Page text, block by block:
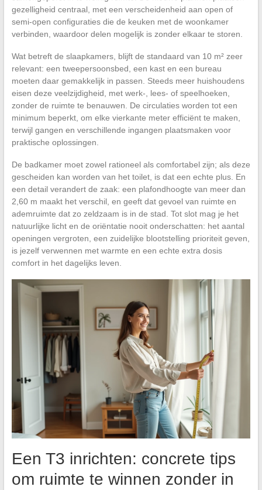
gezelligheid centraal, met een verscheidenheid aan open of
semi-open configuraties die de keuken met de woonkamer
verbinden, waardoor delen mogelijk is zonder elkaar te storen.
Wat betreft de slaapkamers, blijft de standaard van 10 m² zeer
relevant: een tweepersoonsbed, een kast en een bureau
moeten daar gemakkelijk in passen. Steeds meer huishoudens
eisen deze veelzijdigheid, met werk-, lees- of speelhoeken,
zonder de ruimte te benauwen. De circulaties worden tot een
minimum beperkt, om elke vierkante meter efficiënt te maken,
terwijl gangen en verschillende ingangen plaatsmaken voor
praktische oplossingen.
De badkamer moet zowel rationeel als comfortabel zijn; als deze
gescheiden kan worden van het toilet, is dat een echte plus. En
een detail verandert de zaak: een plafondhoogte van meer dan
2,60 m maakt het verschil, en geeft dat gevoel van ruimte en
ademruimte dat zo zeldzaam is in de stad. Tot slot mag je het
natuurlijke licht en de oriëntatie nooit onderschatten: het aantal
openingen vergroten, een zuidelijke blootstelling prioriteit geven,
is jezelf verwennen met warmte en een echte extra dosis
comfort in het dagelijks leven.
Een T3 inrichten: concrete tips
om ruimte te winnen zonder in